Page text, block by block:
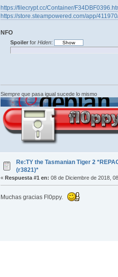
https://filecrypt.cc/Container/
https://store.steampowered.com/app/
NFO
Spoilerfor Hiden:
Siempre que pasa igual sucede lo mismo
Re:TY the Tasmanian Tiger 2
(r3821)*
« Respuesta #1 en: 08 de Diciembre de 2018,
Muchas gracias Fl0ppy.